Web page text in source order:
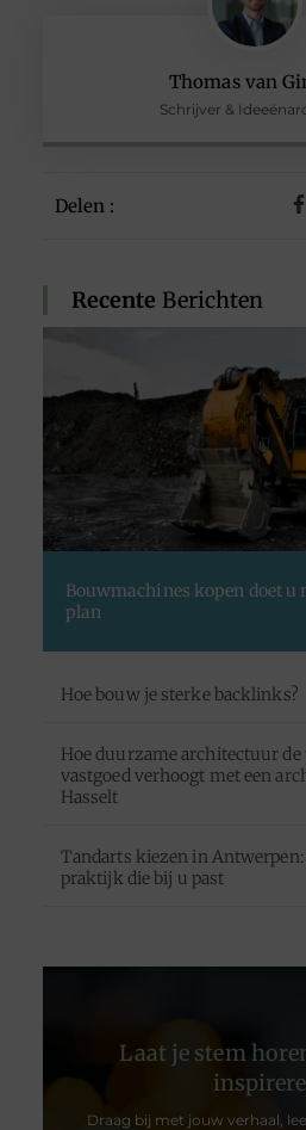
Thomas van
Schrijver &
Delen :
Recente Berichten
Bouwmachines kopen doet u
plan
Hoe bouw je sterke backlinks?
Hoe duurzame architectuur de
vastgoed verhoogt met een
Hasselt
Tandarts kiezen in
praktijk die bij u past
Laat je stem
Draag bij met jouw verhaal,